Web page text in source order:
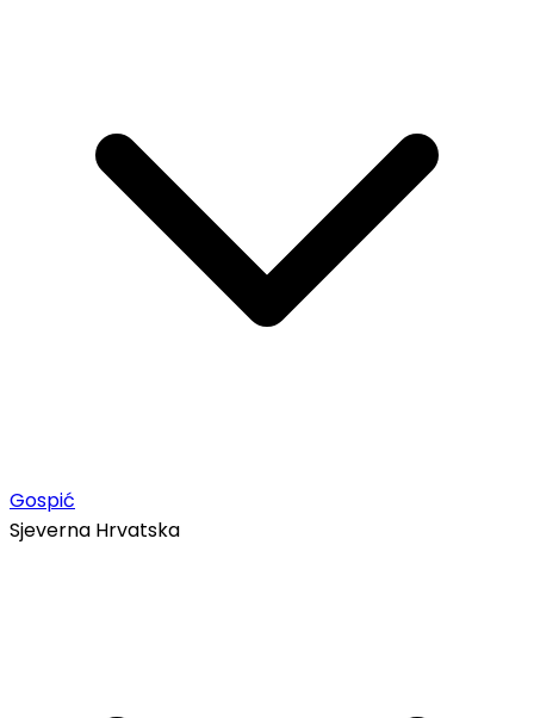
Gospić
Sjeverna Hrvatska